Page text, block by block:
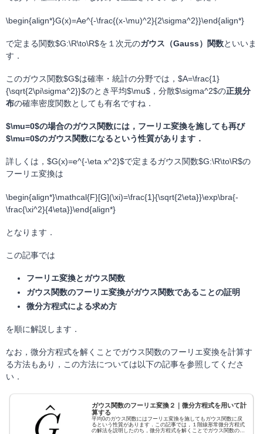
\begin{align*}G(x)=Ae^{-\frac{(x-\mu)^2}{2\sigma^2}}\end{align*}
で定まる関数$G:\R\to\R$を１次元のガウス（Gauss）関数といいま
す．
このガウス関数$G$は確率・統計の分野では，$A=\frac{1}
{\sqrt{2\pi\sigma^2}}$のとき平均$\mu$，分散$\sigma^2$の正規分
布の確率密度関数としても有名ですね．
$\mu=0$の場合のガウス関数には，フーリエ変換を施しても再び
$\mu=0$のガウス関数になるという性質があります．
詳しくは，$G(x)=e^{-\eta x^2}$で定まるガウス関数$G:\R\to\R$の
フーリエ変換は
\begin{align*}\mathcal{F}[G](\xi)=\frac{1}{\sqrt{2\eta}}\exp\bra{-
\frac{\xi^2}{4\eta}}\end{align*}
となります．
この記事では
フーリエ変換とガウス関数
ガウス関数のフーリエ変換がガウス関数であることの証明
微分方程式による求め方
を順に解説します．
なお，微分方程式を解くことでガウス関数のフーリエ変換を計算す
る方法もあり，この方法については以下の記事を参照してくださ
い．
ガウス関数のフーリエ変換２｜微分方程式を用いて計
算する
平均0のガウス関数にはフーリエ変換を施してもガウス関数に戻
るという性質があります．この記事では，１階線形常微分方程式
の解法を説明したのち，微分方程式を解くことでガウス関数のフ